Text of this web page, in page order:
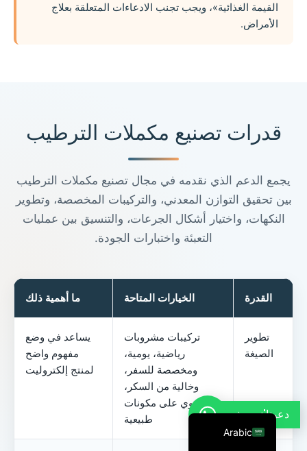
القيمة الغذائية»، ويجب تجنب الادعاءات المتعلقة بعلاج
الأمراض.
قدرات تصنيع مكملات الترطيب
يجمع الدعم الذي نقدمه في مجال تصنيع مكملات الترطيب
بين تحقيق التوازن المعدني، والتركيبات المخصصة، وتطوير
النكهات، واختيار أشكال الجرعات، والتنسيق بين عمليات
التعبئة واختبارات الجودة.
القدرة الخيارات المتاحة ما أهمية ذلك
تطوير
الصيغة
تركيبات مشروبات
رياضية، يومية،
ومخصصة للسفر،
وخالية من السكر،
وتحتوي على مكونات
طبيعية
يساعد في وضع
مفهوم واضح
لمنتج إلكتروليت
دعونا'ندردش
Arabic
English
Korean
Italian
Portuguese
Vietnamese
Russian
Thai
Chinese